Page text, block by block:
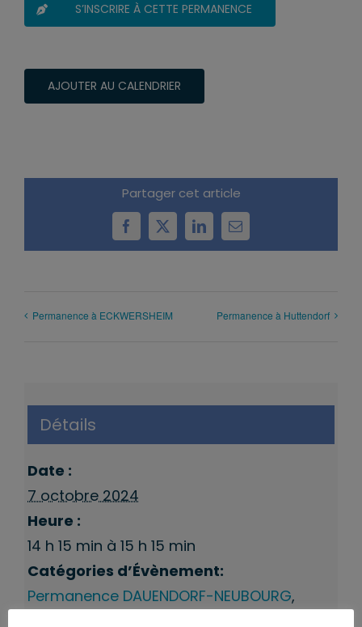
S’INSCRIRE À CETTE PERMANENCE
AJOUTER AU CALENDRIER
Partager cet article
Facebook
X LinkedInEmail
Permanence à ECKWERSHEIM Permanence à Huttendorf
Détails
Date :
7 octobre 2024
Heure :
14 h 15 min à 15 h 15 min
Catégories d’Évènement:
Permanence DAUENDORF-NEUBOURG,